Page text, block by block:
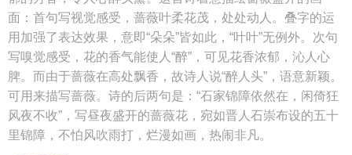
面：首句写视觉感受，蔷薇叶柔花茂，处处动人。叠字的运
用加强了表达效果，意即“朵朵”皆如此，“叶叶”无例外。次句
写嗅觉感受，花的香气能使人“醉”，可见花香浓郁，沁人心
脾。而由于蔷薇在高处飘香，故诗人说“醉人头”，语意新颖。
可用来描写蔷薇。诗的后两句是：“石家锦障依然在，闲倚狂
风夜不收”，写昼夜盛开的蔷薇花，宛如晋人石崇布设的五十
里锦障，不怕风吹雨打，烂漫如画，热闹非凡。